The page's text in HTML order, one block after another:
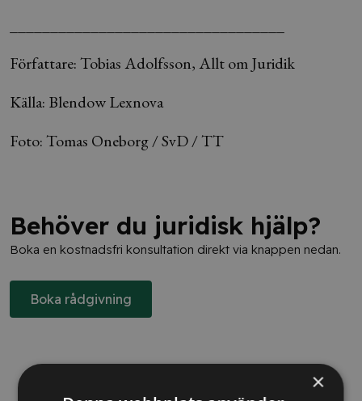
Författare: Tobias Adolfsson, Allt om Juridik
Källa: Blendow Lexnova
Foto: Tomas Oneborg / SvD / TT
Behöver du juridisk hjälp?
Boka en kostnadsfri konsultation direkt via knappen nedan.
Boka rådgivning
×